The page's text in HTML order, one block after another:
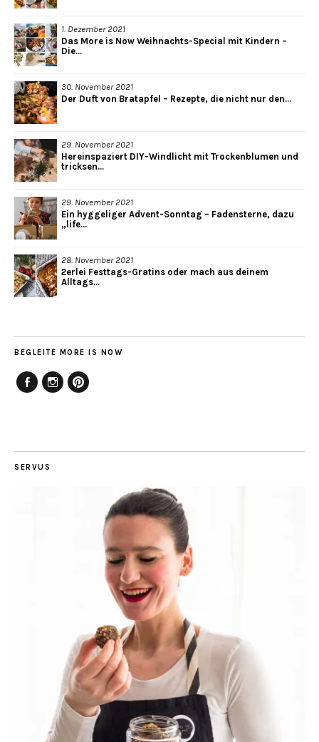
1. Dezember 2021
Das More is Now Weihnachts-Special mit Kindern –
Die...
30. November 2021
Der Duft von Bratapfel – Rezepte, die nicht nur den...
29. November 2021
Hereinspaziert DIY-Windlicht mit Trockenblumen und
tricksen...
29. November 2021
Ein hyggeliger Advent-Sonntag – Fadensterne, dazu
„life...
28. November 2021
2erlei Festtags-Gratins oder mach aus deinem
Alltags...
BEGLEITE MORE IS NOW
SERVUS